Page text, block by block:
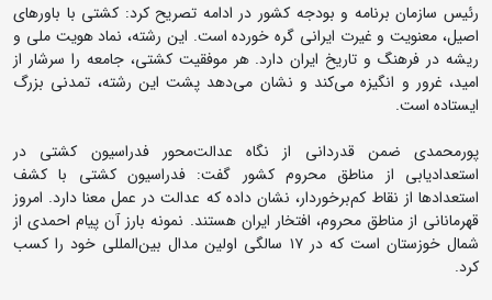
رئیس سازمان برنامه و بودجه کشور در ادامه تصریح کرد: کشتی با باورهای
اصیل، معنویت و غیرت ایرانی گره خورده است. این رشته، نماد هویت ملی و
ریشه در فرهنگ و تاریخ ایران دارد. هر موفقیت کشتی، جامعه را سرشار از
امید، غرور و انگیزه می‌کند و نشان می‌دهد پشت این رشته، تمدنی بزرگ
ایستاده است.
پورمحمدی ضمن قدردانی از نگاه عدالت‌محور فدراسیون کشتی در
استعدادیابی از مناطق محروم کشور گفت: فدراسیون کشتی با کشف
استعدادها از نقاط کم‌برخوردار، نشان داده که عدالت در عمل معنا دارد. امروز
قهرمانانی از مناطق محروم، افتخار ایران هستند. نمونه بارز آن پیام احمدی از
شمال خوزستان است که در ۱۷ سالگی اولین مدال بین‌المللی خود را کسب
کرد.